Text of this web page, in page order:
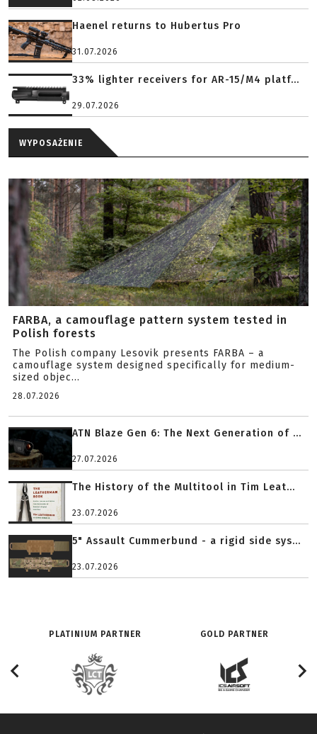
Haenel returns to Hubertus Pro
31.07.2026
33% lighter receivers for AR-15/M4 platf...
29.07.2026
WYPOSAŻENIE
FARBA, a camouflage pattern system tested in
Polish forests
The Polish company Lesovik presents FARBA – a
camouflage system designed specifically for medium-
sized objec...
28.07.2026
ATN Blaze Gen 6: The Next Generation of ...
27.07.2026
The History of the Multitool in Tim Leat...
23.07.2026
5" Assault Cummerbund - a rigid side sys...
23.07.2026
PLATINIUM PARTNER GOLD PARTNER